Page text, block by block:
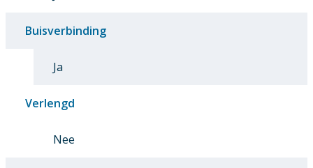
Buisverbinding
Ja
Verlengd
Nee